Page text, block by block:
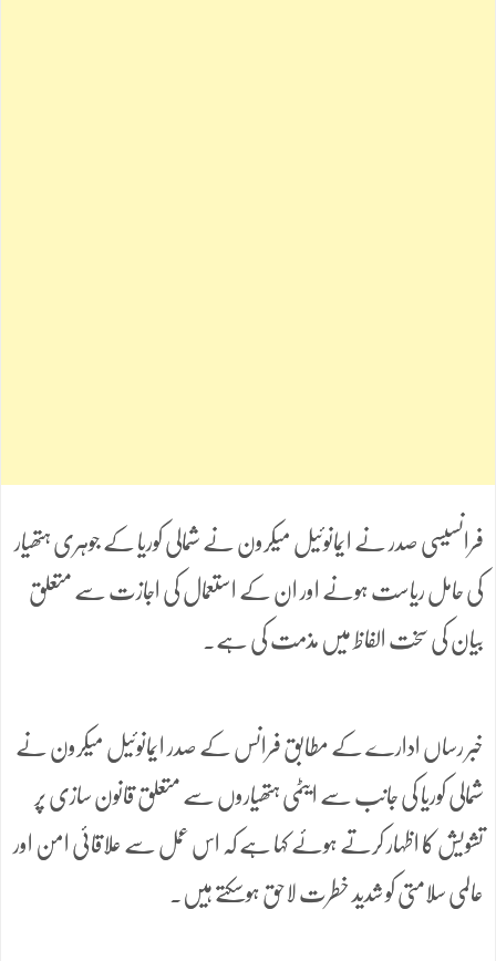
فرانسیسی صدر نے ایمانوئیل میکرون نے شمالی کوریا کے جوہری ہتھیار
کی حامل ریاست ہونے اور ان کے استعمال کی اجازت سے متعلق
بیان کی سخت الفاظ میں مذمت کی ہے۔
خبر رساں ادارے کے مطابق فرانس کے صدر ایمانوئیل میکرون نے
شمالی کوریا کی جانب سے ایٹمی ہتھیاروں سے متعلق قانون سازی پر
تشویش کا اظہار کرتے ہوئے کہا ہے کہ اس عمل سے علاقائی امن اور
عالمی سلامتی کو شدید خطرت لاحق ہوسکتے ہیں۔